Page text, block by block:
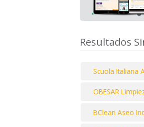
Resultados
Scuola Italiana
OBESAR
BClean Aseo